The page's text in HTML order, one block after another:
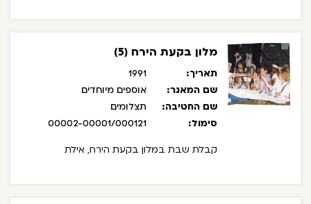
מלון בקעת הירח (5)
תאריך:
1991
שם המאגר:
אוספים מיוחדים
שם החטיבה:
תצלומים
סימול:
00002-00001/000121
קבלת שבת במלון בקעת הירח, אילת